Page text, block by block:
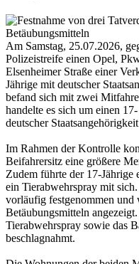
Am Samstag, 25.07.2026,
Polizeistreife einen Opel,
Elsenheimer Straße einer
Jährige mit deutscher
befand sich mit zwei
handelte es sich um einen
deutscher
Im Rahmen der Kontrolle
Beifahrersitz eine größere
Zudem führte der 17-Jährige
ein Tierabwehrspray mit
vorläufig festgenommen und
Betäubungsmitteln
Tierabwehrspray sowie das
beschlagnahmt.